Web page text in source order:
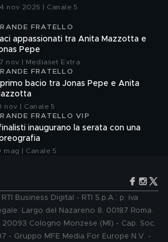
nov 2025 | Canale 5
FRATELLO
appassionati tra Anita Mazzotta e
Pepe
nov | Mediaset Extra
FRATELLO
primo bacio tra Jonas Pepe e Anita
nov | Canale 5
FRATELLO VIP
finalisti inaugurano la serata con una
mag | Canale 5
Business Digital - RTI S.p.A.: p. iva
Largo del Nazareno 8, 00187 Roma.
Cologno Monzese (MI) - Cap. Soc.
- Gruppo MFE Media For Europe N.V. -